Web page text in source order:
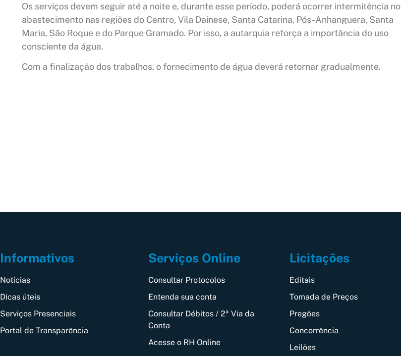
Os serviços devem seguir até a noite e, durante esse período, poderá ocorrer intermitência no
abastecimento nas regiões do Centro, Vila Dainese, Santa Catarina, Pós-Anhanguera, Santa
Maria, São Roque e do Parque Gramado. Por isso, a autarquia reforça a importância do uso
consciente da água.
Com a finalização dos trabalhos, o fornecimento de água deverá retornar gradualmente.
Informativos
Notícias
Dicas úteis
Serviços Presenciais
Portal de Transparência
Serviços Online
Consultar Protocolos
Entenda sua conta
Consultar Débitos / 2ª Via da
Conta
Acesse o RH Online
Licitações
Editais
Tomada de Preços
Pregões
Concorrência
Leilões